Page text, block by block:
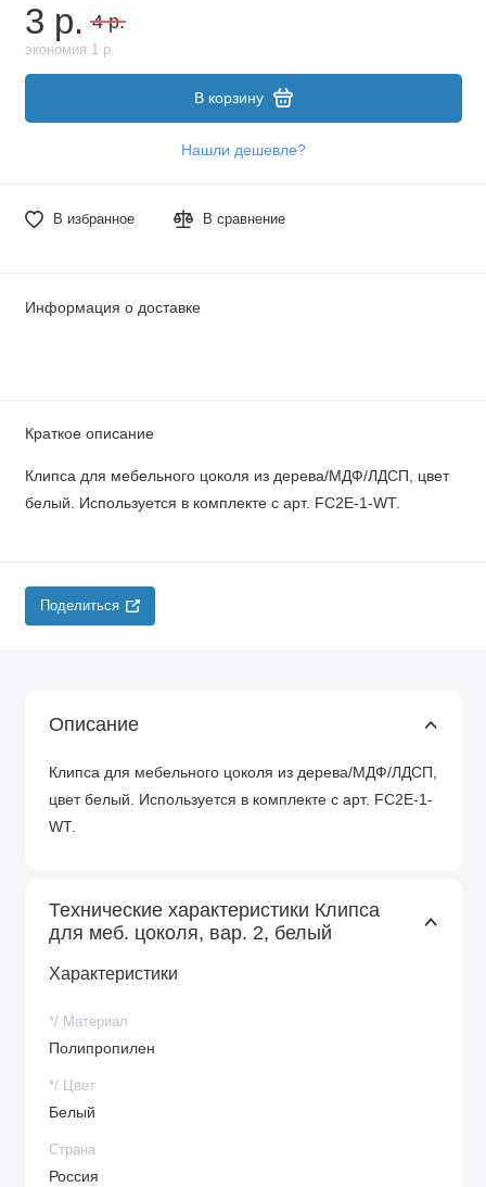
3 р. 4 р.
экономия 1 р.
В корзину
Нашли дешевле?
В избранное В сравнение
Информация о доставке
Краткое описание
Клипса для мебельного цоколя из дерева/МДФ/ЛДСП, цвет
белый. Используется в комплекте с арт. FC2E-1-WT.
Поделиться
Описание
Клипса для мебельного цоколя из дерева/МДФ/ЛДСП,
цвет белый. Используется в комплекте с арт. FC2E-1-
WT.
Технические характеристики Клипса
для меб. цоколя, вар. 2, белый
Характеристики
*/ Материал
Полипропилен
*/ Цвет
Белый
Страна
Россия